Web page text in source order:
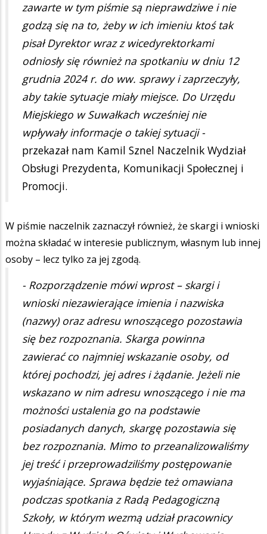
zawarte w tym piśmie są nieprawdziwe i nie
godzą się na to, żeby w ich imieniu ktoś tak
pisał Dyrektor wraz z wicedyrektorkami
odniosły się również na spotkaniu w dniu 12
grudnia 2024 r. do ww. sprawy i zaprzeczyły,
aby takie sytuacje miały miejsce. Do Urzędu
Miejskiego w Suwałkach wcześniej nie
wpływały informacje o takiej sytuacji -
przekazał nam Kamil Sznel Naczelnik Wydział
Obsługi Prezydenta, Komunikacji Społecznej i
Promocji.
W piśmie naczelnik zaznaczył również, że skargi i wnioski
można składać w interesie publicznym, własnym lub innej
osoby – lecz tylko za jej zgodą.
- Rozporządzenie mówi wprost – skargi i
wnioski niezawierające imienia i nazwiska
(nazwy) oraz adresu wnoszącego pozostawia
się bez rozpoznania. Skarga powinna
zawierać co najmniej wskazanie osoby, od
której pochodzi, jej adres i żądanie. Jeżeli nie
wskazano w nim adresu wnoszącego i nie ma
możności ustalenia go na podstawie
posiadanych danych, skargę pozostawia się
bez rozpoznania. Mimo to przeanalizowaliśmy
jej treść i przeprowadziliśmy postępowanie
wyjaśniające. Sprawa będzie też omawiana
podczas spotkania z Radą Pedagogiczną
Szkoły, w którym wezmą udział pracownicy